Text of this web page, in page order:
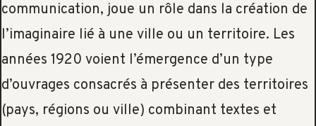
communication, joue un rôle dans la création de
l’imaginaire lié à une ville ou un territoire. Les
années 1920 voient l’émergence d’un type
d’ouvrages consacrés à présenter des territoires
(pays, régions ou ville) combinant textes et